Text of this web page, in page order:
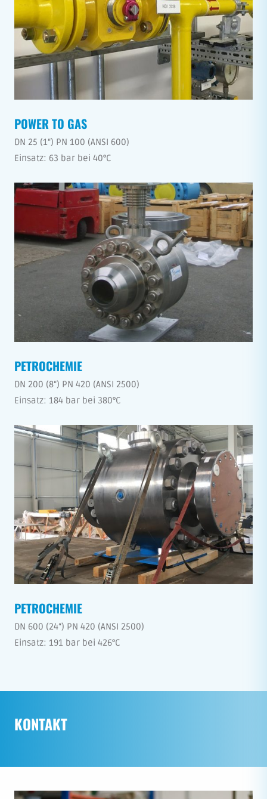
POWER TO GAS
DN 25 (1“) PN 100 (ANSI 600)
Einsatz: 63 bar bei 40°C
PETROCHEMIE
DN 200 (8“) PN 420 (ANSI 2500)
Einsatz: 184 bar bei 380°C
PETROCHEMIE
DN 600 (24“) PN 420 (ANSI 2500)
Einsatz: 191 bar bei 426°C
KONTAKT